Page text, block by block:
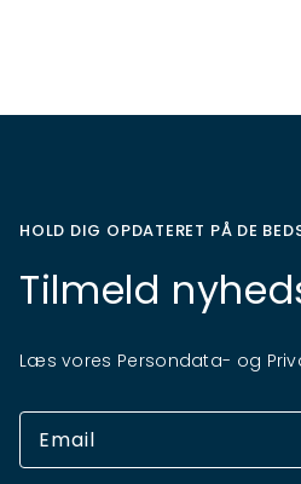
HOLD DIG OPDATERET PÅ DE
Tilmeld
Læs vores Persondata- og